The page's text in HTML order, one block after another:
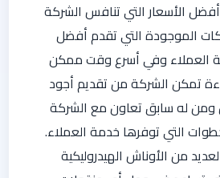
الأسعار التي تنافس الشركة
الموجودة التي تقدم أفضل
العملاء وفي أسرع وقت ممكن
تمكن الشركة من تقديم أجود
له سابق تعاون مع الشركة
التي توفرها خدمة العملاء.
من الأوناش الهيدروليكية